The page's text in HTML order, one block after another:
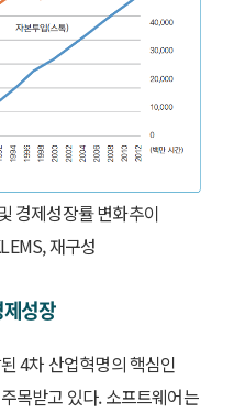
경제성장률 변화추이
재구성
성장
4차 산업혁명의 핵심인
목받고 있다. 소프트웨어는